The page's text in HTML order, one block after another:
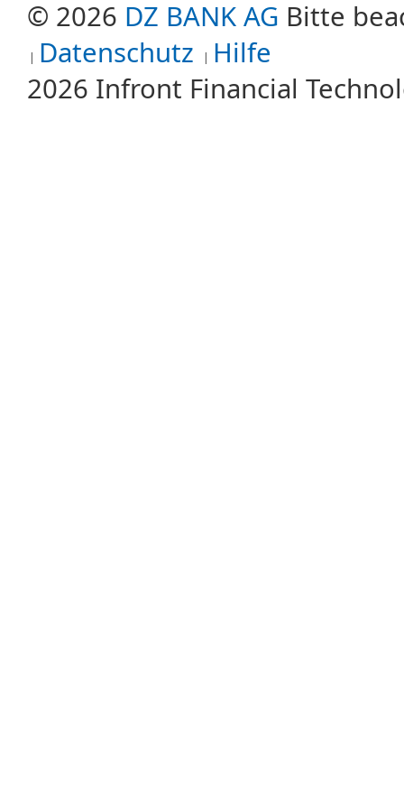
© 2026 DZ BANK AG Bitte
Datenschutz Hilfe
2026 Infront Financial